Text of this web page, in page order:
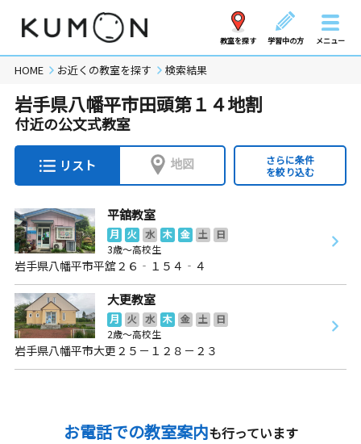
教室を探す 学習中の方 メニュー
HOME お近くの教室を探す 検索結果
岩手県八幡平市田頭第１４地割
付近の公文式教室
リスト 地図
さらに条件
を絞り込む
平舘教室
月 火 水 木 金 土
日
3歳～高校生
岩手県八幡平市平舘２６‐１５４‐４
大更教室
月 火 水 木 金 土
日
2歳～高校生
岩手県八幡平市大更２５－１２８－２３
お電話での教室案内も行っています